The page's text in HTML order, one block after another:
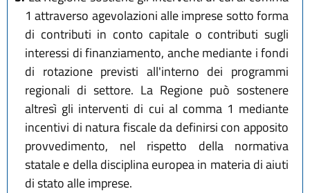
1 attraverso agevolazioni alle imprese sotto forma
di contributi in conto capitale o contributi sugli
interessi di finanziamento, anche mediante i fondi
di rotazione previsti all'interno dei programmi
regionali di settore. La Regione può sostenere
altresì gli interventi di cui al comma 1 mediante
incentivi di natura fiscale da definirsi con apposito
provvedimento, nel rispetto della normativa
statale e della disciplina europea in materia di aiuti
di stato alle imprese.